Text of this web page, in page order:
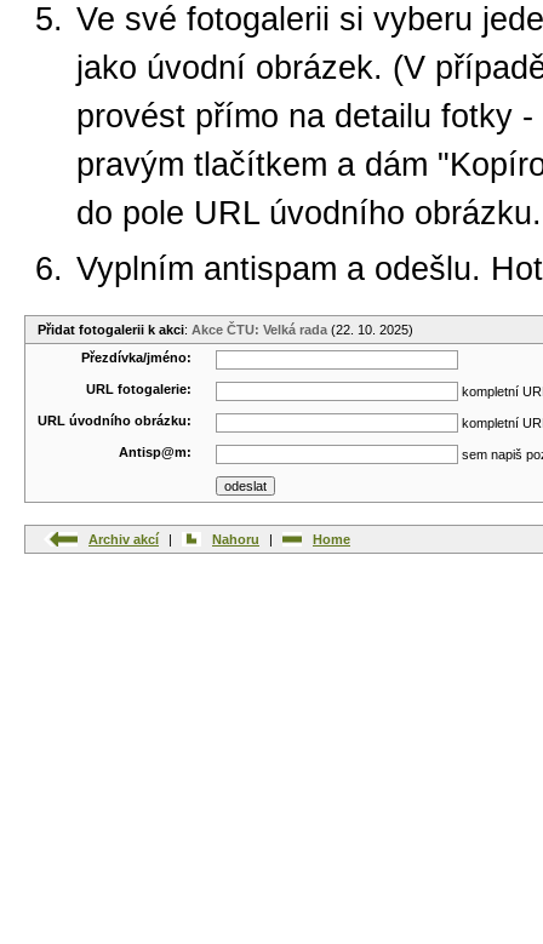
Ve své fotogalerii si vyberu
jako úvodní obrázek. (V
provést přímo na detailu fotky
pravým tlačítkem a dám
do pole URL úvodního obrázku.
Vyplním antispam a odešlu.
Přidat fotogalerii k akci: Akce ČTU: Velká rada (22. 10. 2025)
Přezdívka/jméno:
URL fotogalerie:
kompletní
URL úvodního obrázku:
kompletní
Antisp@m:
sem napiš
Archiv akcí | Nahoru | Home